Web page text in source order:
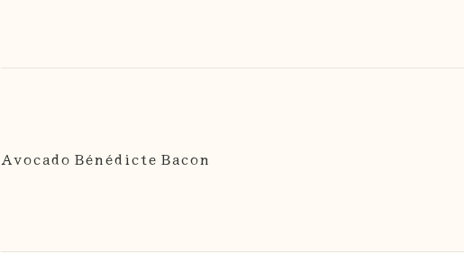
Avocado Bénédicte Bacon